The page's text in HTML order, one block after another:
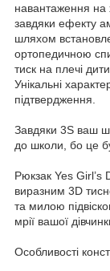
навантаження на
завдяки ефекту
шляхом
ортопедичною
тиск на плечі
Унікальні
підтвердження.
Завдяки 3S ваш
до школи, бо це
Рюкзак Yes Girl’s
виразним 3D
та милою
мрії вашої
Особливості